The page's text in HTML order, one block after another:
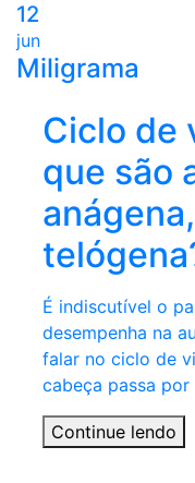
12
jun
Miligrama
Ciclo de
que são
É indiscutível o
desempenha na
falar no ciclo de
cabeça passa
Continue lendo